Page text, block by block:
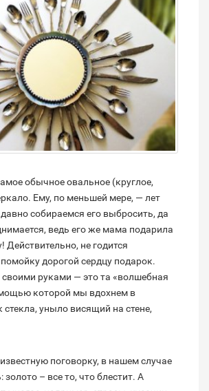
обычное овальное (круглое,
Ему, по меньшей мере, — лет
собираемся его выбросить, да
ведь его же мама подарила
Действительно, не годится
дорогой сердцу подарок.
руками — это та «волшебная
которой мы вдохнем в
уныло висящий на стене,
поговорку, в нашем случае
– все то, что блестит. А